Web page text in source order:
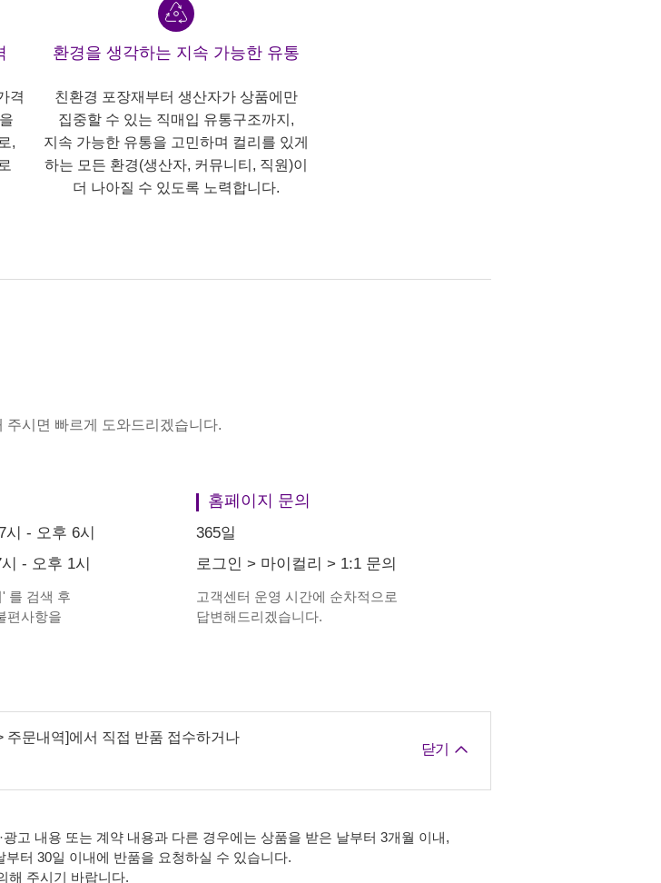
격
,
환경을 생각하는 지속 가능한 유통
친환경 포장재부터 생산자가 상품에만
집중할 수 있는 직매입 유통구조까지,
지속 가능한 유통을 고민하며 컬리를 있게
하는 모든 환경(생산자, 커뮤니티, 직원)이
더 나아질 수 있도록 노력합니다.
시면 빠르게 도와드리겠습니다.
시 - 오후 6시
- 오후 1시
' 를 검색 후
편사항을
홈페이지 문의
365일
로그인 > 마이컬리 > 1:1 문의
고객센터 운영 시간에 순차적으로
답변해드리겠습니다.
주문내역]에서 직접 반품 접수하거나
닫기
광고 내용 또는 계약 내용과 다른 경우에는 상품을 받은 날부터 3개월 이내,
부터 30일 이내에 반품을 요청하실 수 있습니다.
해 주시기 바랍니다.